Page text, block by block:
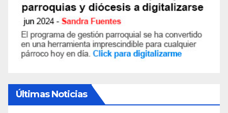
Últimas Noticias